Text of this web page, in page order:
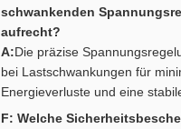
schwankenden
aufrecht?
A:Die präzise
bei Lastschwankungen für
Energieverluste und eine
F: Welche